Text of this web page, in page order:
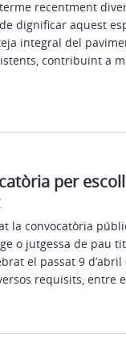
recentment
dignificar aquest
integral del
contribuint a
per
la convocatòria
o jutgessa de pau
el passat 9 d’abril
requisits, entre